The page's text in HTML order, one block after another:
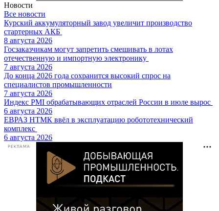
Новости
Все новости
Курский аккумуляторный завод увеличит производство
стартерных АКБ
8 августа 2026
Госзаказчикам могут запретить смешивать в лотах
отечественную и импортную электронику
7 августа 2026
До конца 2026 года сохранится высокий спрос на
специалистов промышленности
7 августа 2026
Индекс PMI обрабатывающих отраслей России в июле вырос
6 августа 2026
ЕВРАЗ НТМК ввёл в эксплуатацию робототехнический
комплекс
6 августа 2026
РЕКЛАМА